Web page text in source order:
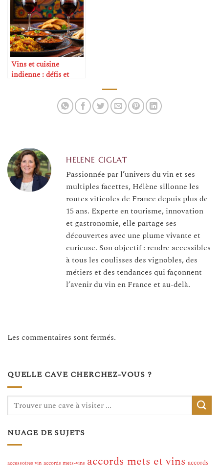
Vins et cuisine
indienne : défis et
HELENE CIGLAT
Passionnée par l’univers du vin et ses
multiples facettes, Hélène sillonne les
routes viticoles de France depuis plus de
15 ans. Experte en tourisme, innovation
et gastronomie, elle partage ses
découvertes avec une plume vivante et
curieuse. Son objectif : rendre accessibles
à tous les coulisses des vignobles, des
métiers et des tendances qui façonnent
l’avenir du vin en France et au-delà.
Les commentaires sont fermés.
QUELLE CAVE CHERCHEZ-VOUS ?
NUAGE DE SUJETS
accessoires vin accords mets-vins accords mets et vins accords